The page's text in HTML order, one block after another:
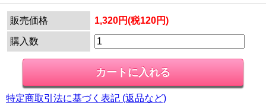
販売価格 1,320円(税120円)
購入数
特定商取引法に基づく表記 (返品など)